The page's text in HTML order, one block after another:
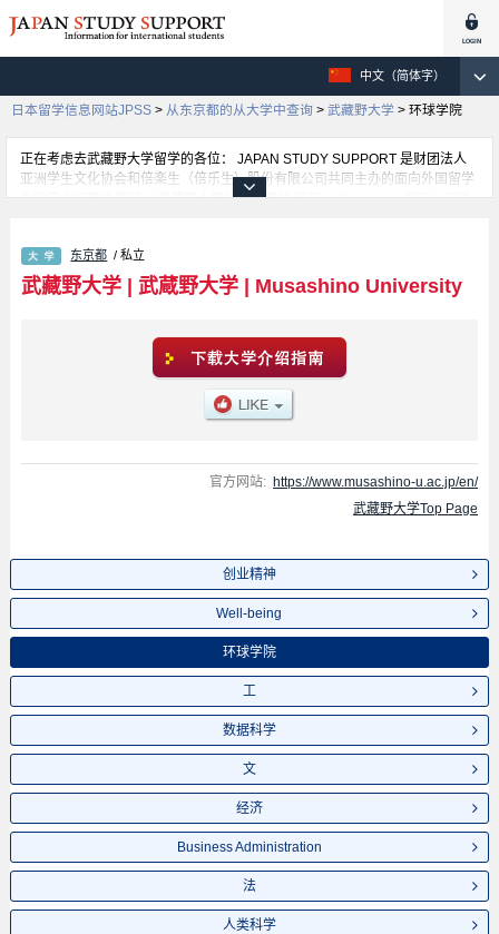
中文（简体字）
日本留学信息网站JPSS > 从东京都的从大学中查询 > 武藏野大学 > 环球学院
正在考虑去武藏野大学留学的各位： JAPAN STUDY SUPPORT 是财团法人
亚洲学生文化协会和倍楽生（倍乐生）股份有限公司共同主办的面向外国留学
生的日本留学信息网。 武藏野大学的创业精神 学部、Well-being 学部、环球
载在此信息网上。正在寻找武藏野大学的留学信息的各位同学，请利用此网查
询。另外，在此网上登载着约1300条大学、大学院、短大、专门学校正在招收
留学生的信息。
东京都 / 私立
武藏野大学| 武蔵野大学| Musashino University
官方网站: https://www.musashino-u.ac.jp/en/
武藏野大学Top Page
创业精神
Well-being
环球学院
工
数据科学
文
经济
Business Administration
法
人类科学